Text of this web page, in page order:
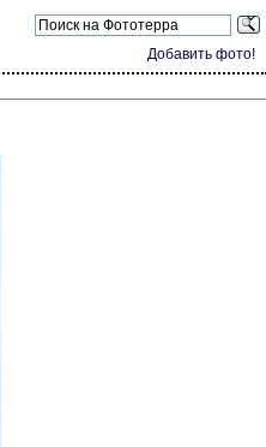
Добавить фото!